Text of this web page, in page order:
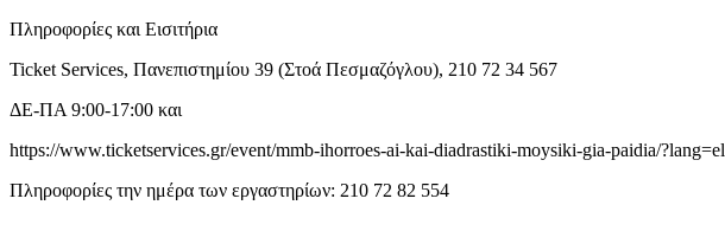
Πληροφορίες και Εισιτήρια
Ticket Services, Πανεπιστημίου 39 (Στοά Πεσμαζόγλου), 210 72 34 567
ΔΕ-ΠΑ 9:00-17:00 και
https://www.ticketservices.gr/event/mmb-ihorroes-ai-kai-diadrastiki-moysiki-gia-paidia/?lang=el
Πληροφορίες την ημέρα των εργαστηρίων: 210 72 82 554